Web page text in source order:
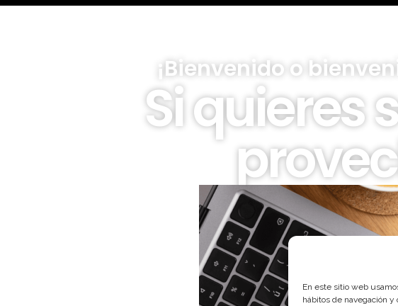
En este sitio web
hábitos de navegación
¡Bienvenido o
Si quieres